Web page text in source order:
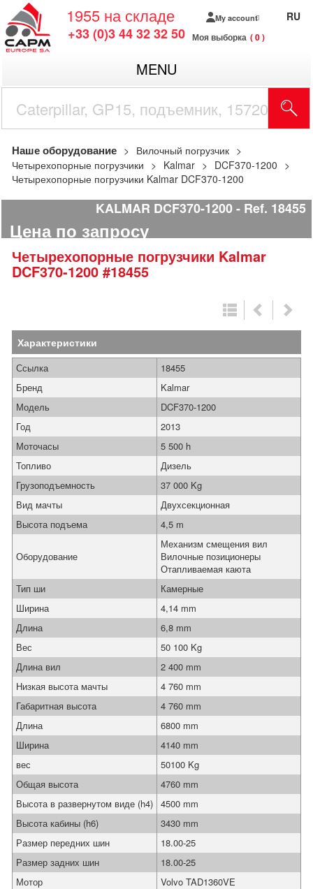
1955 на складе
+33 (0)3 44 32 32 50
My account
Моя выборка 0
RU
MENU
Наше оборудование
Вилочный погрузчик
Четырехопорные погрузчики
Kalmar
DCF370-1200
Четырехопорные погрузчики Kalmar DCF370-1200
KALMAR DCF370-1200 Ref. 18455
Цена по запросу
Четырехопорные погрузчики Kalmar
DCF370-1200#18455
Характеристики
Ссылка
18455
Бренд
Kalmar
Модель
DCF370-1200
Год
2013
Моточасы
5 500 h
Топливо
Дизель
Грузоподъемность
37 000 Kg
Вид мачты
Двухсекционная
Высота подъема
4,5 m
Оборудование
Механизм смещения вил
Вилочные позиционеры
Отапливаемая каюта
Тип ши
Камерные
Ширина
4,14 mm
Длина
6,8 mm
Вес
50 100 Kg
Длина вил
2 400 mm
Низкая высота мачты
4 760 mm
Габаритная высота
4 760 mm
Длина
6800 mm
Ширина
4140 mm
вес
50100 Kg
Общая высота
4760 mm
Высота в развернутом виде (h4) 4500 mm
Высота кабины (h6)
3430 mm
Размер передних шин
18.00-25
Размер задних шин
18.00-25
Мотор
Volvo TAD1360VE